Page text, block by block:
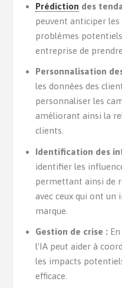
Prédiction des
peuvent anticiper
problèmes
entreprise de
Personnalisation
les données des
personnaliser les
améliorant ainsi la
clients.
Identification des
identifier les
permettant ainsi de
avec ceux qui ont un
marque.
Gestion de crise :En
l’IA peut aider à
les impacts
efficace.